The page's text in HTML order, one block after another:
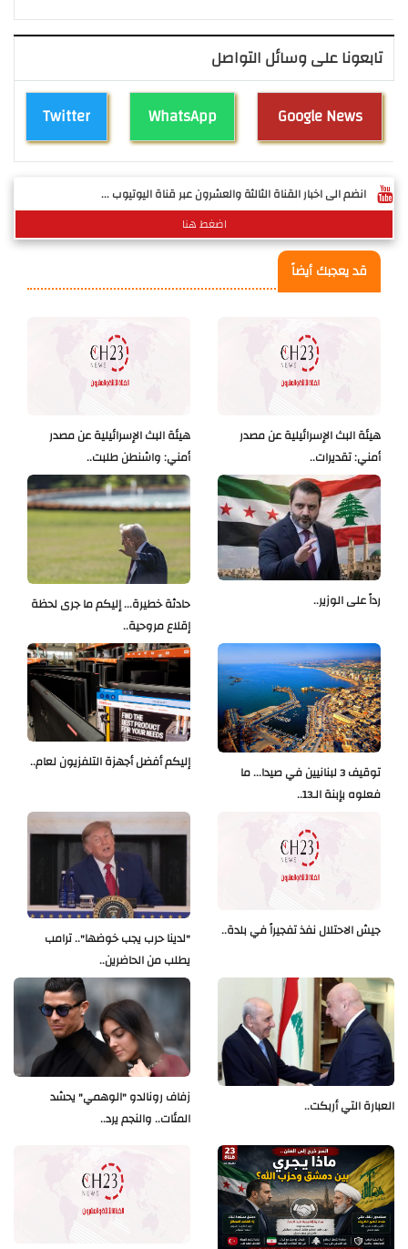
تابعونا على وسائل التواصل
Twitter WhatsApp Google News
انضم الى اخبار القناة الثالثة والعشرون عبر قناة اليوتيوب ...
اضغط هنا
قد يعجبك أيضاً
هيئة البث الإسرائيلية عن مصدر
أمني: واشنطن طلبت..
هيئة البث الإسرائيلية عن مصدر
أمني: تقديرات..
حادثة خطيرة... إليكم ما جرى لحظة
إقلاع مروحية..
رداً على الوزير..
إليكم أفضل أجهزة التلفزيون لعام..
توقيف 3 لبنانيين في صيدا... ما
فعلوه بإبنة الـ13..
"لدينا حرب يجب خوضها".. ترامب
يطلب من الحاضرين..
جيش الاحتلال نفذ تفجيراً في بلدة..
زفاف رونالدو "الوهمي" يحشد
المئات.. والنجم يرد..
العبارة التي أربكت..